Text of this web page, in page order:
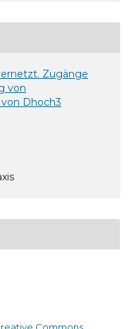
Zugänge
von
Dhoch3